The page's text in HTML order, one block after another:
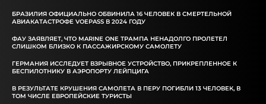
БРАЗИЛИЯ ОФИЦИАЛЬНО ОБВИНИЛА 16 ЧЕЛОВЕК В СМЕРТЕЛЬНОЙ
АВИАКАТАСТРОФЕ VOEPASS В 2024 ГОДУ
ФАУ ЗАЯВЛЯЕТ, ЧТО MARINE ONE ТРАМПА НЕНАДОЛГО ПРОЛЕТЕЛ
СЛИШКОМ БЛИЗКО К ПАССАЖИРСКОМУ САМОЛЕТУ
ГЕРМАНИЯ ИССЛЕДУЕТ ВЗРЫВНОЕ УСТРОЙСТВО, ПРИКРЕПЛЕННОЕ К
БЕСПИЛОТНИКУ В АЭРОПОРТУ ЛЕЙПЦИГА
В РЕЗУЛЬТАТЕ КРУШЕНИЯ САМОЛЕТА В ПЕРУ ПОГИБЛИ 13 ЧЕЛОВЕК, В
ТОМ ЧИСЛЕ ЕВРОПЕЙСКИЕ ТУРИСТЫ